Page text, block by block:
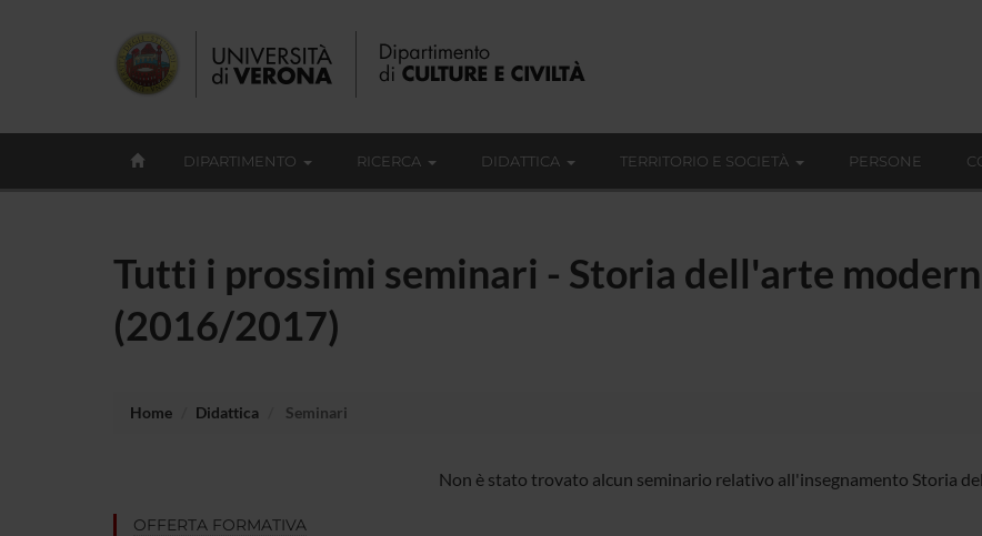
DIPARTIMENTO RICERCA DIDATTICA TERRITORIO E SOCIETÀ PERSONE
Tutti i prossimi seminari - Storia dell'arte
(2016/2017)
Home Didattica Seminari
OFFERTA FORMATIVA
Non è stato trovato alcun seminario relativo all'insegnamento Storia